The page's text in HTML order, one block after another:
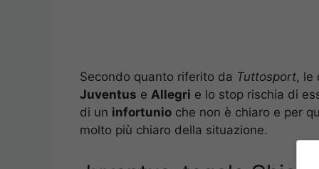
Secondo quanto riferito da Tuttosport, le
Juventus e Allegri e lo stop rischia di
di un infortunio che non è chiaro e per
molto più chiaro della situazione.